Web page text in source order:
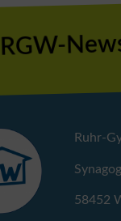
Ruhr-
58452